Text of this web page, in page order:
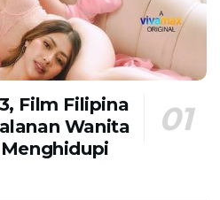
Film Filipina
Wanita